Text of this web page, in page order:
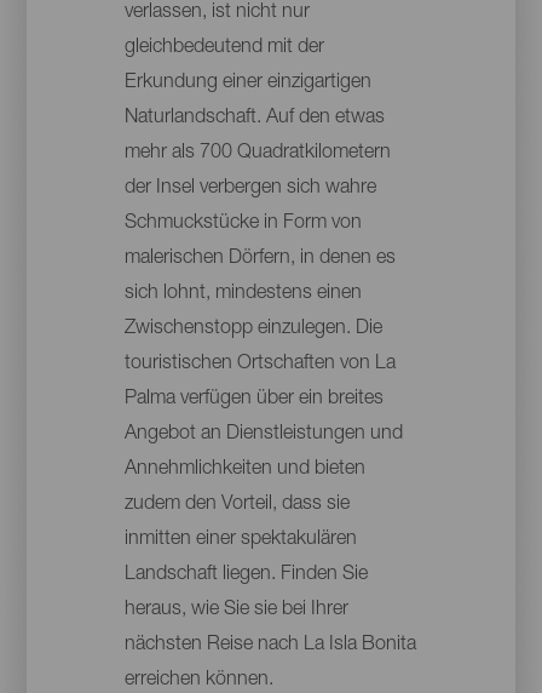
verlassen, ist nicht nur
gleichbedeutend mit der
Erkundung einer einzigartigen
Naturlandschaft. Auf den etwas
mehr als 700 Quadratkilometern
der Insel verbergen sich wahre
Schmuckstücke in Form von
malerischen Dörfern, in denen es
sich lohnt, mindestens einen
Zwischenstopp einzulegen. Die
touristischen Ortschaften von La
Palma verfügen über ein breites
Angebot an Dienstleistungen und
Annehmlichkeiten und bieten
zudem den Vorteil, dass sie
inmitten einer spektakulären
Landschaft liegen. Finden Sie
heraus, wie Sie sie bei Ihrer
nächsten Reise nach La Isla Bonita
erreichen können.